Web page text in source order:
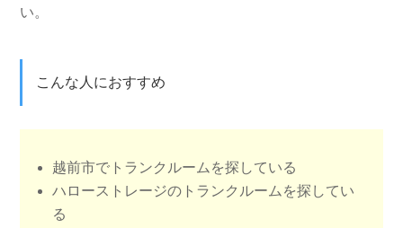
い。
こんな人におすすめ
越前市でトランクルームを探している
ハローストレージのトランクルームを探してい
る